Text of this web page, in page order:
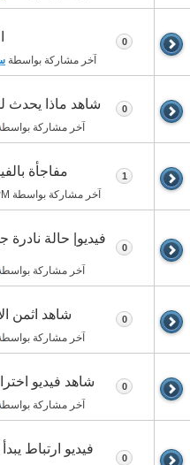
آخر مشاركة بواسطة
0
شاهد ماذا يحدث
آخر مشاركة
0
مفاجأة
آخر مشاركة بواسطة
1
آخر مشاركة
0
شاهد اثمن
آخر مشاركة
0
شاهد فيديو
آخر مشاركة
0
فيديو ارتباط
0